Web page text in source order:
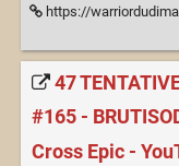
https://
47
#165 -
Cross Epic -